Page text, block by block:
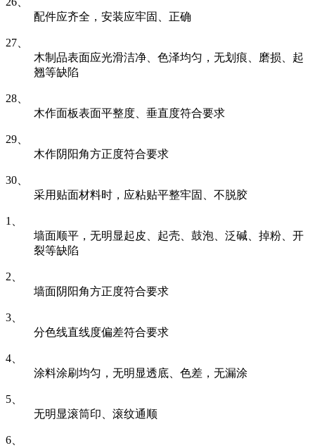
配件应齐全，安装应牢固、正确
27、
木制品表面应光滑洁净、色泽均匀，无划痕、磨损、起
翘等缺陷
28、
木作面板表面平整度、垂直度符合要求
29、
木作阴阳角方正度符合要求
30、
采用贴面材料时，应粘贴平整牢固、不脱胶
1、
墙面顺平，无明显起皮、起壳、鼓泡、泛碱、掉粉、开
裂等缺陷
2、
墙面阴阳角方正度符合要求
3、
分色线直线度偏差符合要求
4、
涂料涂刷均匀，无明显透底、色差，无漏涂
5、
无明显滚筒印、滚纹通顺
6、